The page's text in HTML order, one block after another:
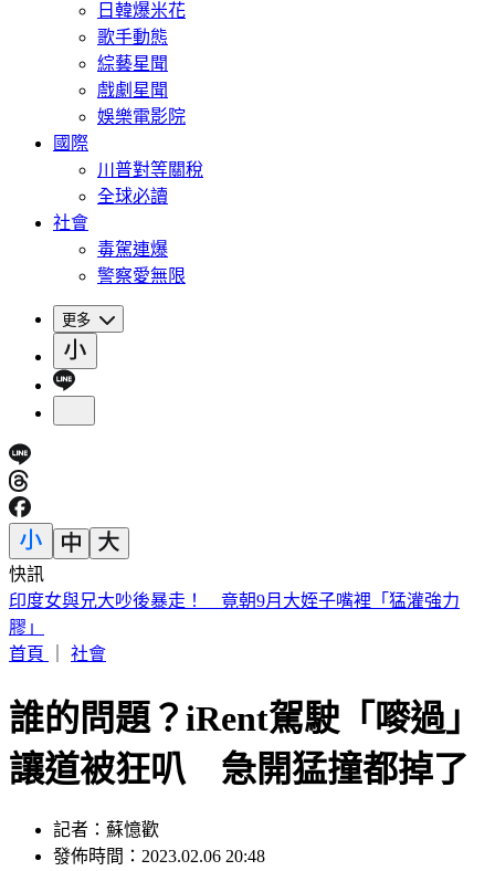
日韓爆米花
歌手動態
綜藝星聞
戲劇星聞
娛樂電影院
國際
川普對等關稅
全球必讀
社會
毒駕連爆
警察愛無限
更多
快訊
別只看台積電！ 外媒點名「2檔AI設備股」快上車
首頁
誰的問題？iRent駕駛「嘜過」
讓道被狂叭 急開猛撞都掉了
發佈時間：2023.02.06 20:48
最後更新時間：2023.02.06 20:47